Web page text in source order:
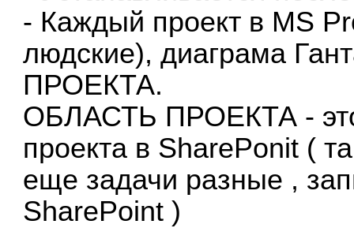
- Каждый проект в MS
людские), диаграма
ПРОЕКТА.
ОБЛАСТЬ ПРОЕКТА - это
проекта в SharePonit (
еще задачи разные ,
SharePoint )